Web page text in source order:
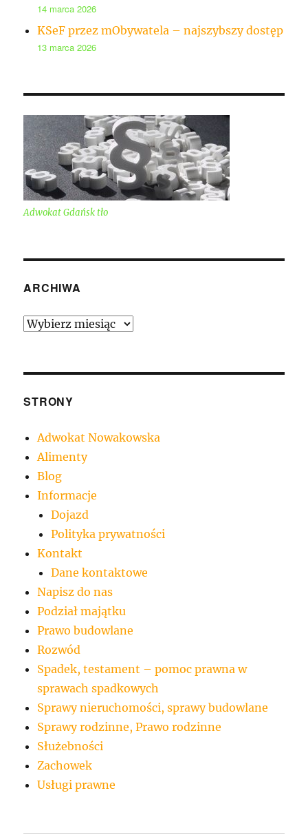
14 marca 2026
KSeF przez mObywatela – najszybszy dostęp
13 marca 2026
Adwokat Gdańsk tło
ARCHIWA
Archiwa
STRONY
Adwokat Nowakowska
Alimenty
Blog
Informacje
Dojazd
Polityka prywatności
Kontakt
Dane kontaktowe
Napisz do nas
Podział majątku
Prawo budowlane
Rozwód
Spadek, testament – pomoc prawna w
sprawach spadkowych
Sprawy nieruchomości, sprawy budowlane
Sprawy rodzinne, Prawo rodzinne
Służebności
Zachowek
Usługi prawne